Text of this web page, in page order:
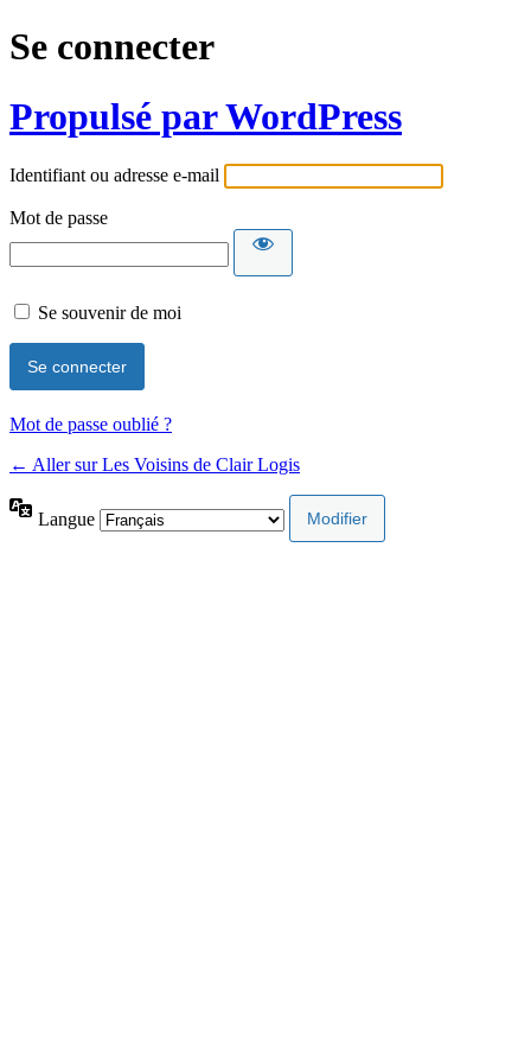
Se connecter
Propulsé par WordPress
Identifiant ou adresse e-mail
Mot de passe
Se souvenir de moi
Mot de passe oublié ?
← Aller sur Les Voisins de Clair Logis
Langue